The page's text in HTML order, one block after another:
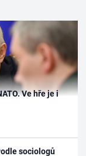
Ve hře je i
sociologů